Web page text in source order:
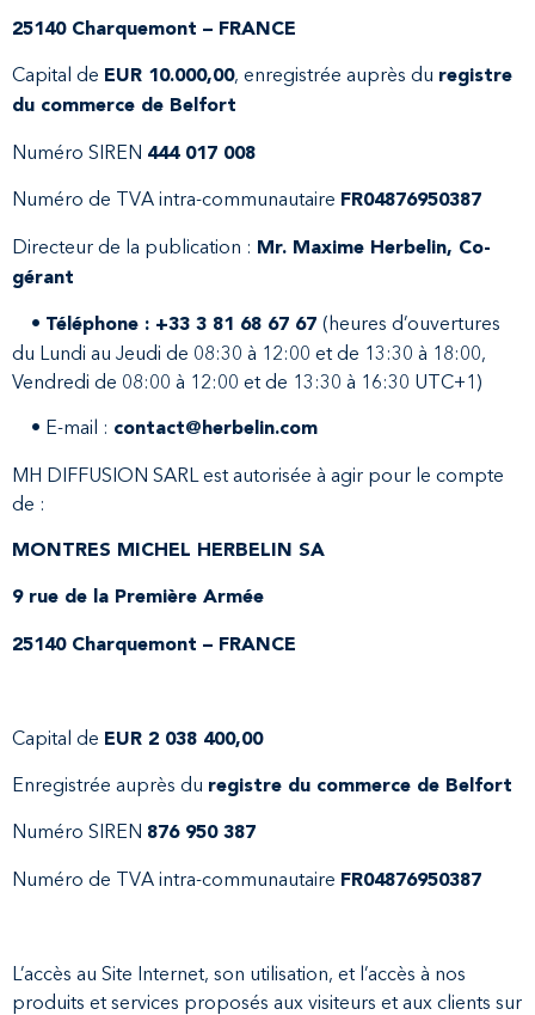
25140 Charquemont – FRANCE
Capital de EUR 10.000,00, enregistrée auprès du registre
du commerce de Belfort
Numéro SIREN 444 017 008
Numéro de TVA intra-communautaire FR04876950387
Directeur de la publication : Mr. Maxime Herbelin, Co-
gérant
• Téléphone : +33 3 81 68 67 67 (heures d’ouvertures
du Lundi au Jeudi de 08:30 à 12:00 et de 13:30 à 18:00,
Vendredi de 08:00 à 12:00 et de 13:30 à 16:30 UTC+1)
• E-mail : contact@herbelin.com
MH DIFFUSION SARL est autorisée à agir pour le compte
de :
MONTRES MICHEL HERBELIN SA
9 rue de la Première Armée
25140 Charquemont – FRANCE
Capital de EUR 2 038 400,00
Enregistrée auprès du registre du commerce de Belfort
Numéro SIREN 876 950 387
Numéro de TVA intra-communautaire FR04876950387
L’accès au Site Internet, son utilisation, et l’accès à nos
produits et services proposés aux visiteurs et aux clients sur